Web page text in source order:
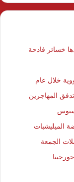
خسائر فادحة
خلال عام
تدفق المهاجرين
الميليشبات
الجمعة